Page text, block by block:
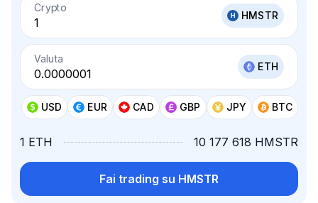
Crypto
HMSTR
Valuta
ETH
USD EUR CAD GBP JPY BTC
1 ETH 10 177 618 HMSTR
Fai trading su HMSTR